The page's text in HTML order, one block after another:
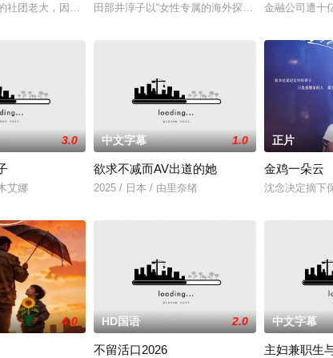
淇 饰）和甘耀祖（白客 饰）一家正在等待家庭新成员的诞生， 但一
社团老大，因一群受收购重建问题被欺压的街坊而重出江湖的故事。
田部井淳子以“女性专属的海外探险”为口号成立了
金融公司遭十
3.0
艾娜
中文字幕 1.0
欲求不减而AV出道的她
2025 / 日本 / 由里奈绪
正片
金鸡一朵云
沈念决定摘下
4.0 HD国语 2.0
不留活口2026
中文字幕
主妇兼职生